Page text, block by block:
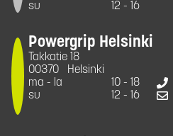
su
12 - 16
Powergrip Helsinki
Takkatie 18
00370
Helsinki
ma - la
10 - 18
su
12 - 16